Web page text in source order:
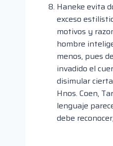
Haneke evita
exceso
motivos y
hombre
menos, pues
invadido el
disimular
Hnos. Coen,
lenguaje
debe